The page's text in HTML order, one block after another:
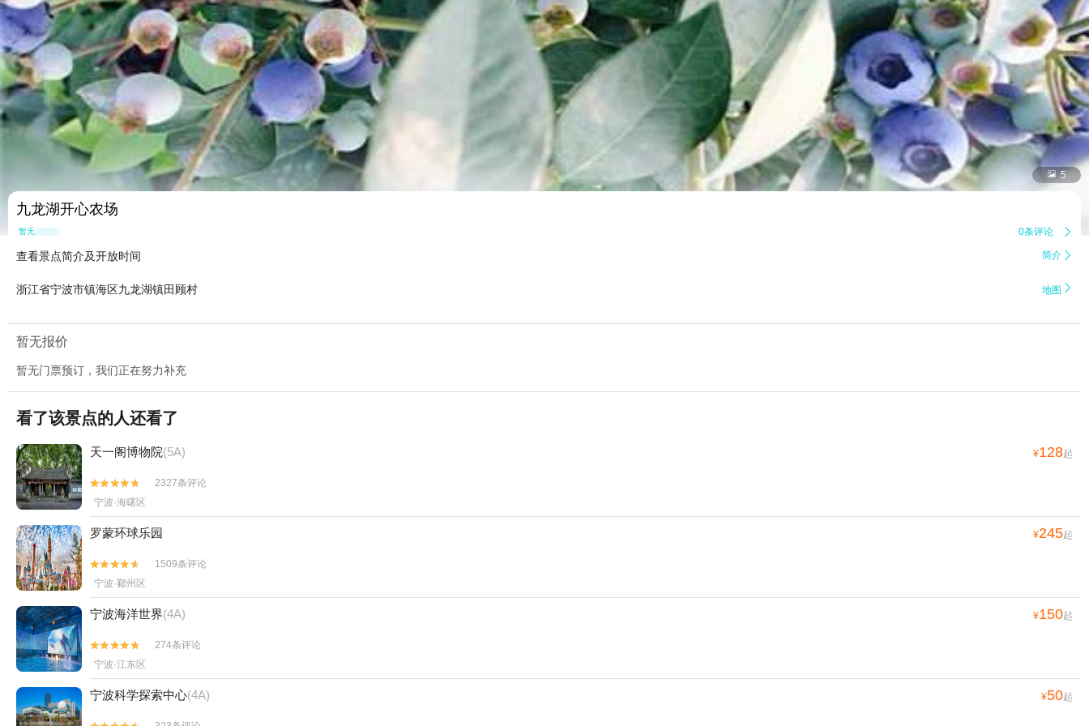
 5
九龙湖开心农场
暂无点评 0条评论 
查看景点简介及开放时间 简介 
浙江省宁波市镇海区九龙湖镇田顾村 地图 
暂无报价
暂无门票预订，我们正在努力补充
看了该景点的人还看了
天一阁博物院(5A) ¥128起


2327条评论
宁波·海曙区
罗蒙环球乐园 ¥245起


1509条评论
宁波·鄞州区
宁波海洋世界(4A) ¥150起


274条评论
宁波·江东区
宁波科学探索中心(4A) ¥50起